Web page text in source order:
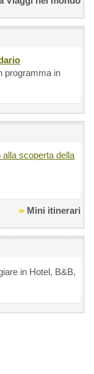
programma in
alla scoperta della
Mini itinerari
in Hotel, B&B,